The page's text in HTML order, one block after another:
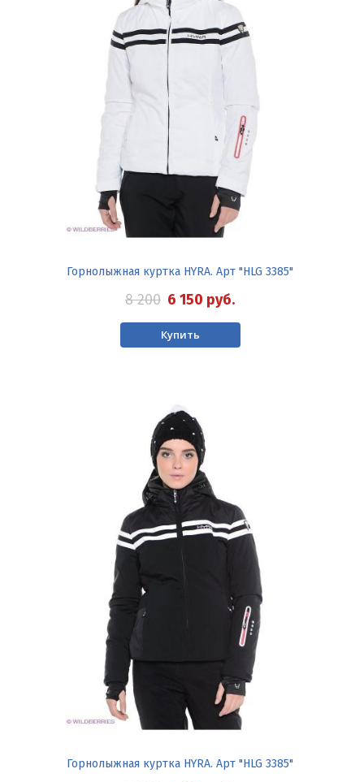
Горнолыжная куртка HYRA. Арт "HLG 3385"
8 200 6 150 руб.
Купить
Горнолыжная куртка HYRA. Арт "HLG 3385"